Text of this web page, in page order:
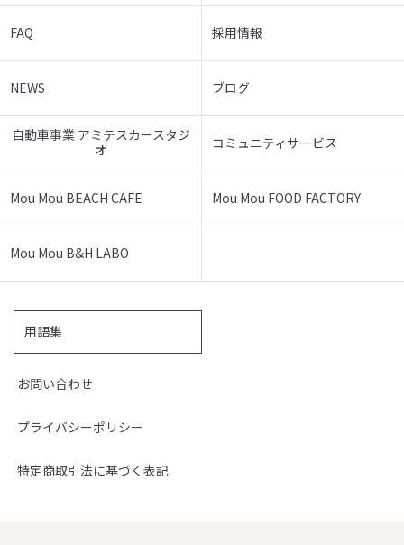
FAQ 採用情報
NEWS ブログ
自動車事業 アミテスカースタジ
オ
コミュニティサービス
Mou Mou BEACH CAFE Mou Mou FOOD FACTORY
Mou Mou B&H LABO
用語集
お問い合わせ
プライバシーポリシー
特定商取引法に基づく表記